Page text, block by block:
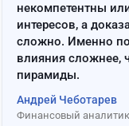
некомпетентны
интересов, а
сложно. Именно
влияния сложнее,
пирамиды.
Андрей Чеботарев
Финансовый